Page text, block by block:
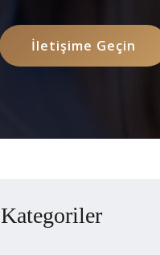
İletişime Geçin
Kategoriler